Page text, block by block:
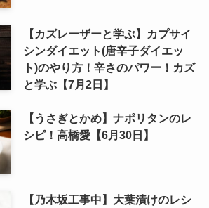
【カズレーザーと学ぶ】カプサイ
シンダイエット(唐辛子ダイエッ
ト)のやり方！辛さのパワー！カズ
と学ぶ【7月2日】
【うさぎとかめ】ナポリタンのレ
シピ！高橋愛【6月30日】
【乃木坂工事中】大葉漬けのレシ